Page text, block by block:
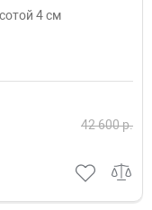
4 см
42 600 р.